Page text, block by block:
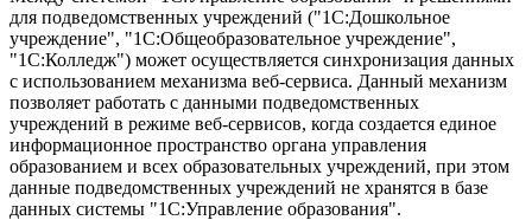
для подведомственных учреждений ("1С:Дошкольное
учреждение", "1С:Общеобразовательное учреждение",
"1С:Колледж") может осуществляется синхронизация данных
с использованием механизма веб-сервиса. Данный механизм
позволяет работать с данными подведомственных
учреждений в режиме веб-сервисов, когда создается единое
информационное пространство органа управления
образованием и всех образовательных учреждений, при этом
данные подведомственных учреждений не хранятся в базе
данных системы "1С:Управление образования".